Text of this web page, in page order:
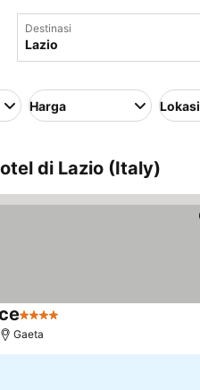
Destinasi
Harga Lokasi
di Lazio (Italy)
4 Bintang
Gaeta